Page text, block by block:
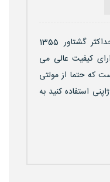
مولتی پلایر E291 انرپک با حداکثر گشتاور 1355
و ریت تبدیل 1 به 3 دارای کیفیت عالی می
که حتما از مولتی
استفاده کنید به